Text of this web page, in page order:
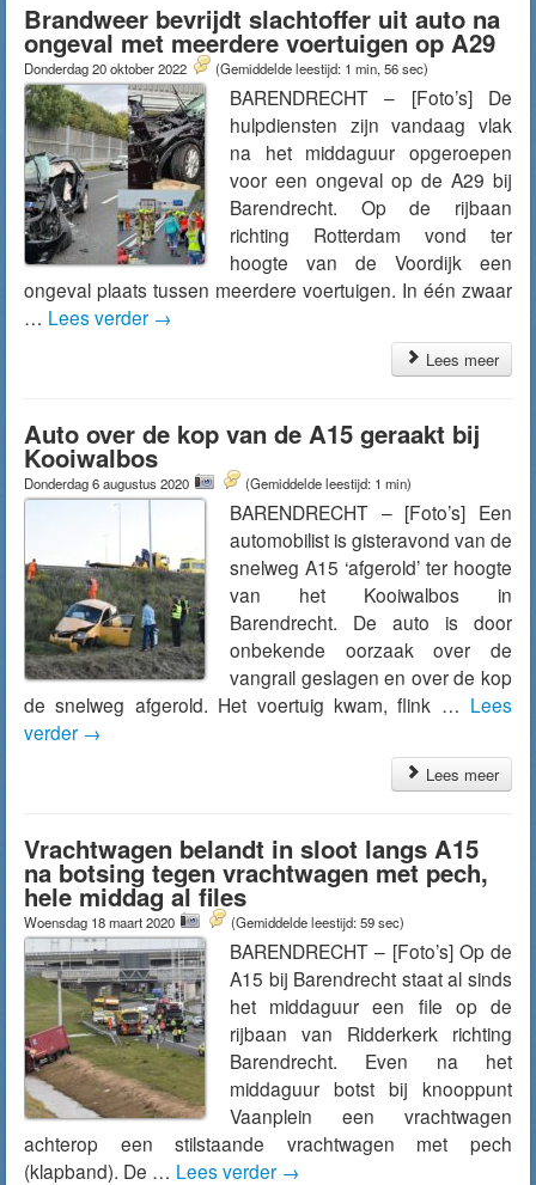
Brandweer bevrijdt slachtoffer uit auto na
ongeval met meerdere voertuigen op A29
Donderdag 20 oktober 2022 (Gemiddelde leestijd: 1 min, 56 sec)
BARENDRECHT – [Foto’s] De
hulpdiensten zijn vandaag vlak
na het middaguur opgeroepen
voor een ongeval op de A29 bij
Barendrecht. Op de rijbaan
richting Rotterdam vond ter
hoogte van de Voordijk een
ongeval plaats tussen meerdere voertuigen. In één zwaar
… Lees verder →
Lees meer
Auto over de kop van de A15 geraakt bij
Kooiwalbos
Donderdag 6 augustus 2020 (Gemiddelde leestijd: 1 min)
BARENDRECHT – [Foto’s] Een
automobilist is gisteravond van de
snelweg A15 ‘afgerold’ ter hoogte
van het Kooiwalbos in
Barendrecht. De auto is door
onbekende oorzaak over de
vangrail geslagen en over de kop
de snelweg afgerold. Het voertuig kwam, flink … Lees
verder →
Lees meer
Vrachtwagen belandt in sloot langs A15
na botsing tegen vrachtwagen met pech,
hele middag al files
Woensdag 18 maart 2020 (Gemiddelde leestijd: 59 sec)
BARENDRECHT – [Foto’s] Op de
A15 bij Barendrecht staat al sinds
het middaguur een file op de
rijbaan van Ridderkerk richting
Barendrecht. Even na het
middaguur botst bij knooppunt
Vaanplein een vrachtwagen
achterop een stilstaande vrachtwagen met pech
(klapband). De … Lees verder →